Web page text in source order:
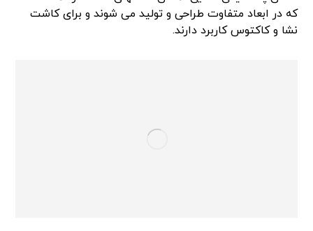
که در ابعاد متفاوت طراحی و تولید می شوند و برای کاشت
نشا و کاکتوس کاربرد دارند.